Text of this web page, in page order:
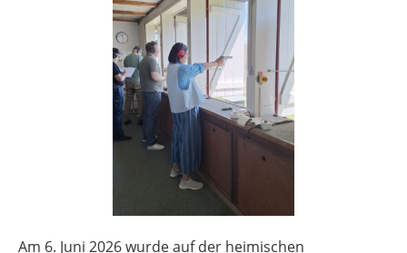
Am 6. Juni 2026 wurde auf der heimischen